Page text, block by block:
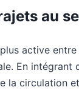
au
active
En
la